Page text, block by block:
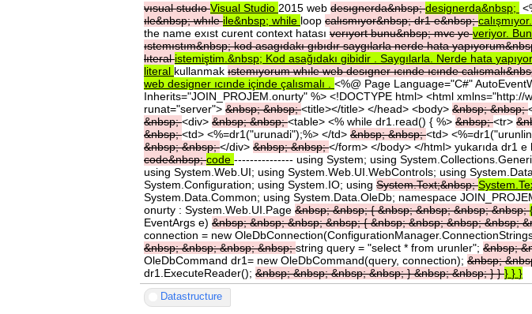
vısualstudıoVisual Studio 2015 web desıgnerda&nbsp;designerda&nbsp;
ıle&nbsp;whıleile&nbsp; while loop calısmıyor&nbsp;dr1e&nbsp;calışmıyor.
the name exıst curent context hatası verıyortbunu&nbsp;mvcyeveriyor.
ıstemıstım&nbsp;kodasagıdakıgıbıdırsaygılarlanerdehata
lıteralistemiştim.&nbsp; Kod asağıdakı gibidir Saygılarla. Nerde hata
literal kullanmak ıstemıyorumwhılewebdesıgnerıcındeıcınde
web designer ıcınde içinde çalısmalı
<%@ Page Language="C#"
Inherits="JOIN_PROJEM.onurty" %> <!DOCTYPE html> <html xmlns="http://
runat="server"> &nbsp;&nbsp;<title></title> </head> <body> &nbsp;&nbsp;
&nbsp;<div> &nbsp;&nbsp;<table> <% while dr1.read() { %> &nbsp;<tr>
&nbsp;<td> <%=dr1("urunadi");%> </td> &nbsp;&nbsp;<td>
&nbsp;&nbsp;</div> &nbsp;&nbsp;</form> </body> </html> yukarıda dr1 e
code&nbsp;code --------------- using System; using
using System.Web.UI; using System.Web.UI.WebControls; using
System.Configuration; using System.IO; using System.Text;&nbsp;
System.Data.Common; using System.Data.OleDb; namespace
onurty : System.Web.UI.Page &nbsp;&nbsp;{&nbsp;&nbsp;&nbsp;&nbsp;
EventArgs e) &nbsp;&nbsp;&nbsp;&nbsp;{&nbsp;&nbsp;&nbsp;&nbsp;
connection = new
&nbsp;&nbsp;&nbsp;&nbsp;string query = "select * from urunler"; &nbsp;
OleDbCommand dr1= new OleDbCommand(query, connection); &nbsp;
dr1.ExecuteReader(); &nbsp;&nbsp;&nbsp;&nbsp;}&nbsp;&nbsp;}}} } }
Datastructure